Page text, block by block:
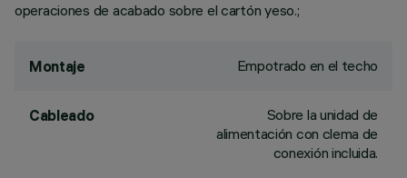
operaciones de acabado sobre el cartón yeso.;
Montaje Empotrado en el techo
Cableado
Sobre la unidad de
alimentación con clema de
conexión incluida.